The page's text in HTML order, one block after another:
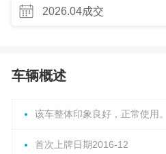
2026.04成交
车辆概述
该车整体印象良好，正常使用。
首次上牌日期2016-12